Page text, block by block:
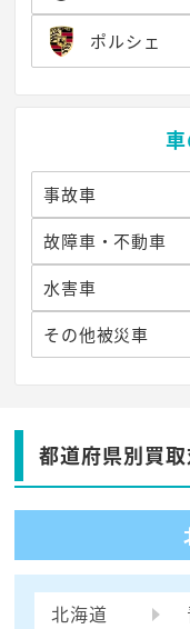
ポルシェ
事故車
故障車・不動車
水害車
その他被災車
都道府県別買
北海道